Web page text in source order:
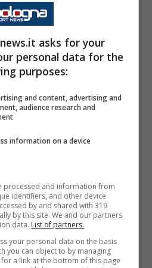
di qualche metro il
non ha giovato fino in
il livello generale delle
dunque che nel4-2-3-1
sia proprio lo
indiziato ad avere
In rosa i calciatori
risultano essere
e JensOdgaard. Ecco
utopico pensare che
alle origini agendo
in cui ha fatto meglio
asks for your
personal data for the
purposes:
and content, advertising and
audience research and
information on a device
processed and information from
identifiers, and other device
by and shared with 319
by this site. We and our partners
data. List of partners.
your personal data on the basis
you can object to by managing
a link at the bottom of this page